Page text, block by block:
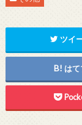
ツイ
はて